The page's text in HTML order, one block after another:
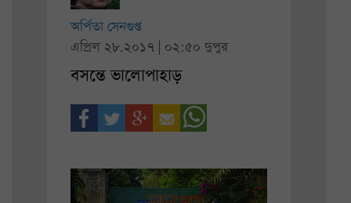
অর্পিতা সেনগুপ্ত
এপ্রিল ২৮.২০১৭ | ০২:৫০ দুপুর
বসন্তে ভালোপাহাড়